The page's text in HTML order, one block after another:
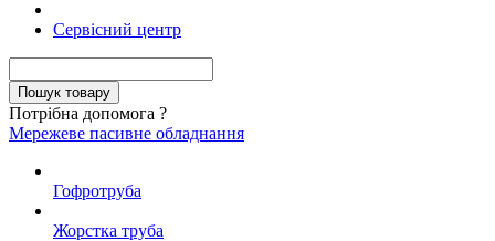
Сервісний центр
Потрібна допомога ?
Мережеве пасивне обладнання
Гофротруба
Жорстка труба